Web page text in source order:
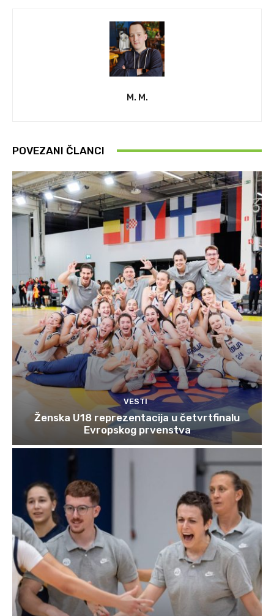
M. M.
POVEZANI ČLANCI
VESTI
Ženska U18 reprezentacija u četvrtfinalu
Evropskog prvenstva